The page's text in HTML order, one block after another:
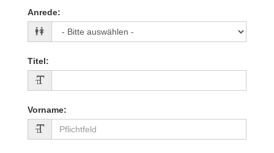
Anrede:
Titel:
Vorname: